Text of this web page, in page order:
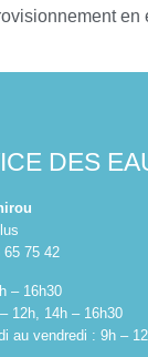
DES
75 42
– 16h30
12h, 14h – 16h30
au vendredi : 9h –